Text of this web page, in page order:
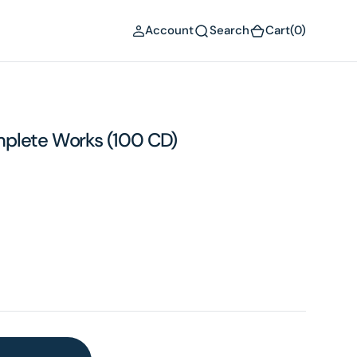
Account Search Cart(0)
Works (100 CD)